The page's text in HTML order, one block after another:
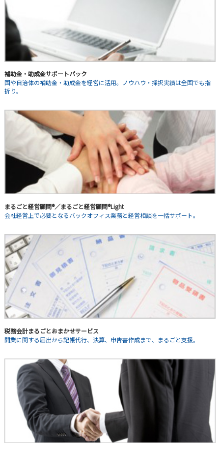
補助金・助成金サポートパック
国や自治体の補助金・助成金を経営に活用。ノウハウ・採択実績は全国でも指
折り。
まるごと経営顧問®／まるごと経営顧問®Light
会社経営上で必要となるバックオフィス業務と経営相談を一括サポート。
税務会計まるごとおまかせサービス
開業に関する届出から記帳代行、決算、申告書作成まで、まるごと支援。